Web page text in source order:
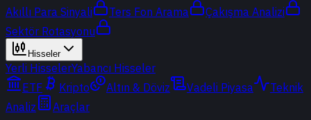
Akıllı Para Sinyali
Ters Fon Arama
Çakışma Analizi
Sektör Rotasyonu
Hisseler
Yerli HisselerYabancı Hisseler
ETF
Kripto Altın & Döviz Vadeli Piyasa
Teknik
Analiz
Araçlar